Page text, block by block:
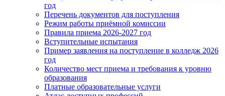
год
Перечень документов для поступления
Режим работы приёмной комиссии
Правила приема 2026-2027 год
Вступительные испытания
Пример заявления на поступление в колледж 2026
год
Количество мест приема и требования к уровню
образования
Платные образовательные услуги